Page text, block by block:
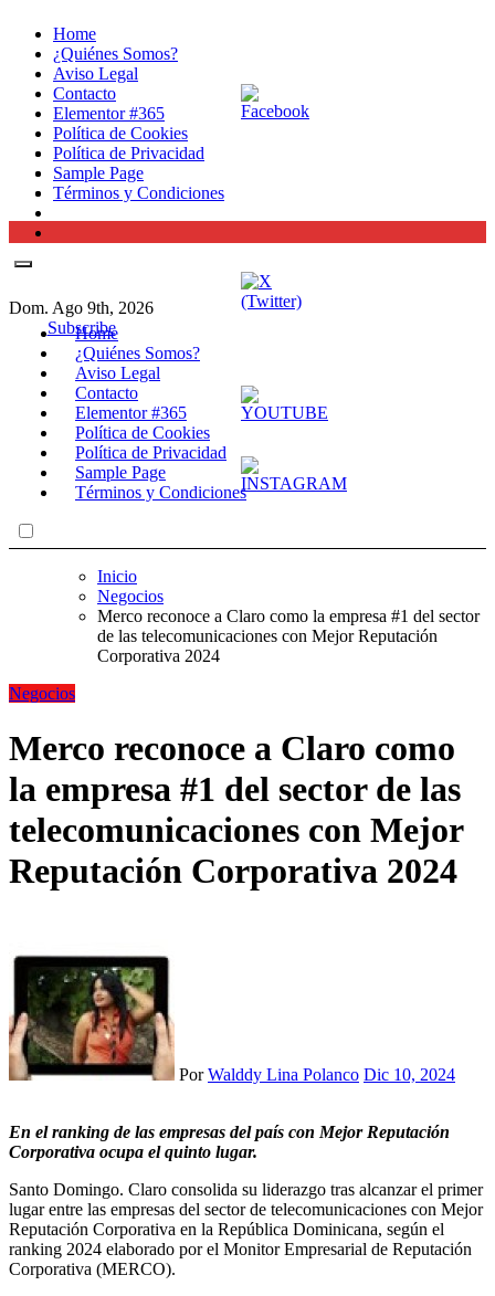
contenido
Home
¿Quiénes Somos?
Aviso Legal
Contacto
Elementor #365
Política de Cookies
Política de Privacidad
Sample Page
Términos y Condiciones
Dom. Ago 9th, 2026
Subscribe
Home
¿Quiénes Somos?
Aviso Legal
Contacto
Elementor #365
Política de Cookies
Política de Privacidad
Sample Page
Términos y Condiciones
Inicio
Negocios
Merco reconoce a Claro como la empresa #1 del sector
de las telecomunicaciones con Mejor Reputación
Corporativa 2024
Negocios
Merco reconoce a Claro como
la empresa #1 del sector de las
telecomunicaciones con Mejor
Reputación Corporativa 2024
PorWalddy Lina Polanco Dic 10, 2024
En el ranking de las empresas del país con Mejor Reputación
Corporativa ocupa el quinto lugar.
Santo Domingo. Claro consolida su liderazgo tras alcanzar el primer
lugar entre las empresas del sector de telecomunicaciones con Mejor
Reputación Corporativa en la República Dominicana, según el
ranking 2024 elaborado por el Monitor Empresarial de Reputación
Corporativa (MERCO).